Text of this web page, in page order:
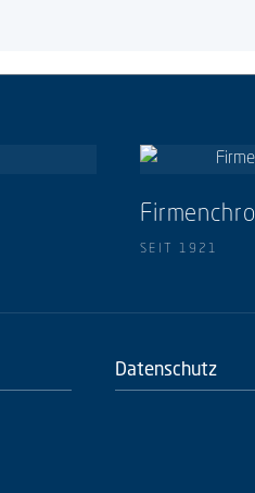
SEIT 1921
Datenschutz